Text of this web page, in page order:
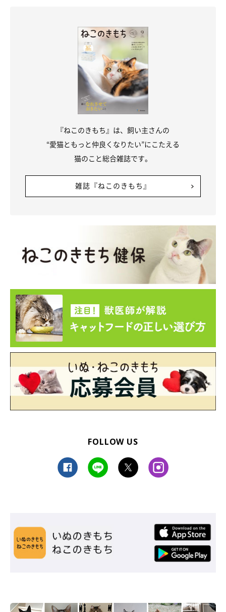
うす目で見つめる、まばたきをする
警戒するようになりますので、猫にもっと近づいてもらうために
は適度にうす目で見つめたり、まばたきをしたりすることも大切
です。
目による合図で「大丈夫だよ」ということを伝えてあげられれ
ば、猫は人への警戒心が少なくなり、飼い主さんにもっと近づき
たいと感じるようになるはずです。
愛猫と飼い主さんそれぞれが居心地のいい距
離感を目指して
『ねこのきもち』は、飼い主さんの
“愛猫ともっと仲良くなりたい”にこたえる
猫のこと総合雑誌です。
雑誌『ねこのきもち』
FOLLOW US